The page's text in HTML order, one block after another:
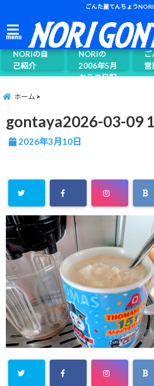
ごんた屋てんちょう
menu
NORIの自
己紹介
ごんた屋て
んちょう
NORIの
2006年5月
からの日記
ご
営
ホーム
gontaya2026-03-09
2026年3月10日